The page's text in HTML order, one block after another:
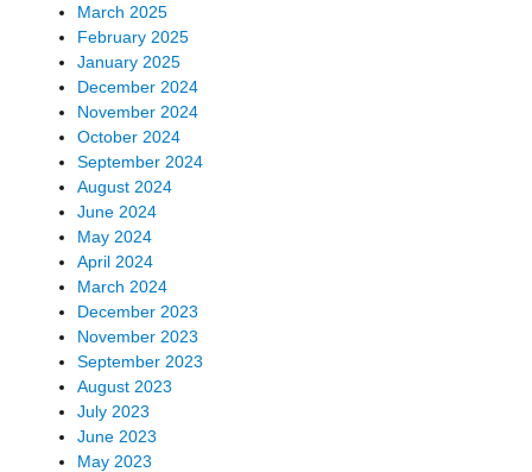
March 2025
February 2025
January 2025
December 2024
November 2024
October 2024
September 2024
August 2024
June 2024
May 2024
April 2024
March 2024
December 2023
November 2023
September 2023
August 2023
July 2023
June 2023
May 2023